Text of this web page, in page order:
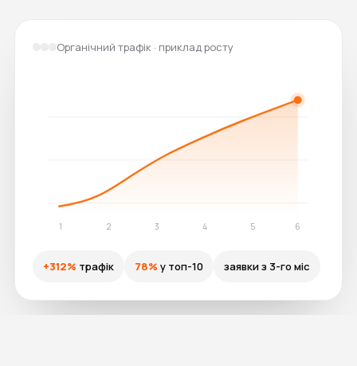
Органічний трафік · приклад росту
1 2 3 4 5 6
+312% трафік 78% у топ-10 заявки з 3-го міс